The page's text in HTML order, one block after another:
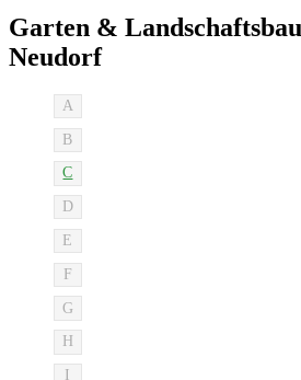
Garten &
Neudorf
A
B
C
D
E
F
G
H
I